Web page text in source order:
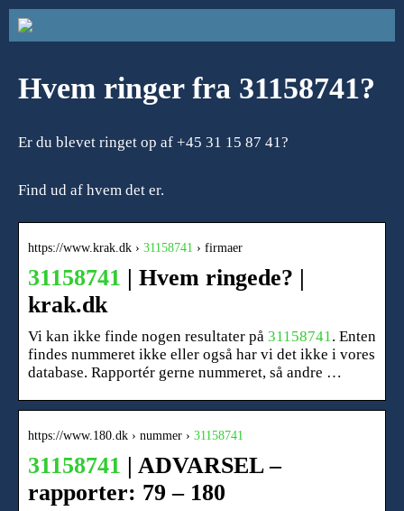
Hvem ringer fra 31158741?
Er du blevet ringet op af +45 31 15 87 41?
Find ud af hvem det er.
https://www.krak.dk › 31158741 › firmaer
31158741 | Hvem ringede? |
krak.dk
Vi kan ikke finde nogen resultater på 31158741 . Enten
findes nummeret ikke eller også har vi det ikke i vores
database. Rapportér gerne nummeret, så andre …
https://www.180.dk › nummer › 31158741
31158741 | ADVARSEL –
rapporter: 79 – 180